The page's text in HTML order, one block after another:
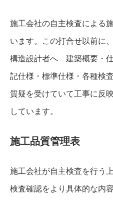
施工会社の自主検査による
います。この打合せ以前に
構造設計者へ 建築概要・
記仕様・標準仕様・各種検
質疑を受けていて工事に反
しています。
施工品質管理表
施工会社が自主検査を行う
検査確認をより具体的な内